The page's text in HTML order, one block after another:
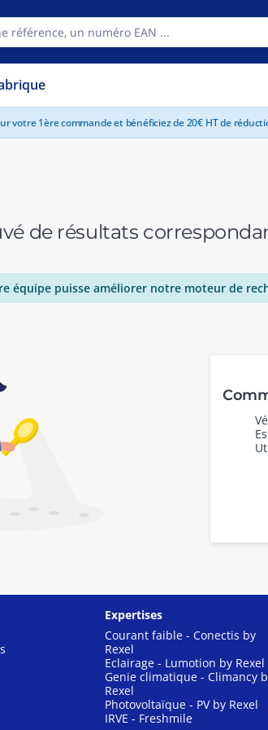
votre 1ère commande et bénéficiez de 20€ HT de
de résultats
équipe puisse améliorer notre moteur de
Expertises
Courant faible - Conectis by
Rexel
Eclairage - Lumotion by Rexel
Genie climatique - Climancy
Rexel
Photovoltaïque - PV by Rexel
IRVE - Freshmile